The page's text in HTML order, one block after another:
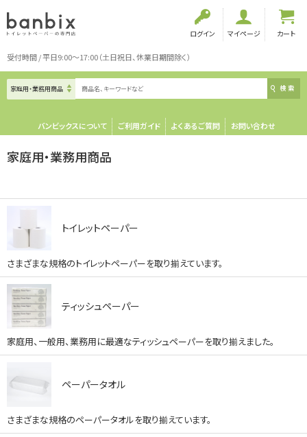
ログイン マイページ カート
受付時間 / 平日9:00～17:00（土日祝日、休業日期間除く）
検索
バンビックスについて ご利用ガイド よくあるご質問 お問い合わせ
家庭用・業務用商品
トイレットペーパー
さまざまな規格のトイレットペーパーを取り揃えています。
ティッシュペーパー
家庭用、一般用、業務用に最適なティッシュペーパーを取り揃えました。
ペーパータオル
さまざまな規格のペーパータオルを取り揃えています。